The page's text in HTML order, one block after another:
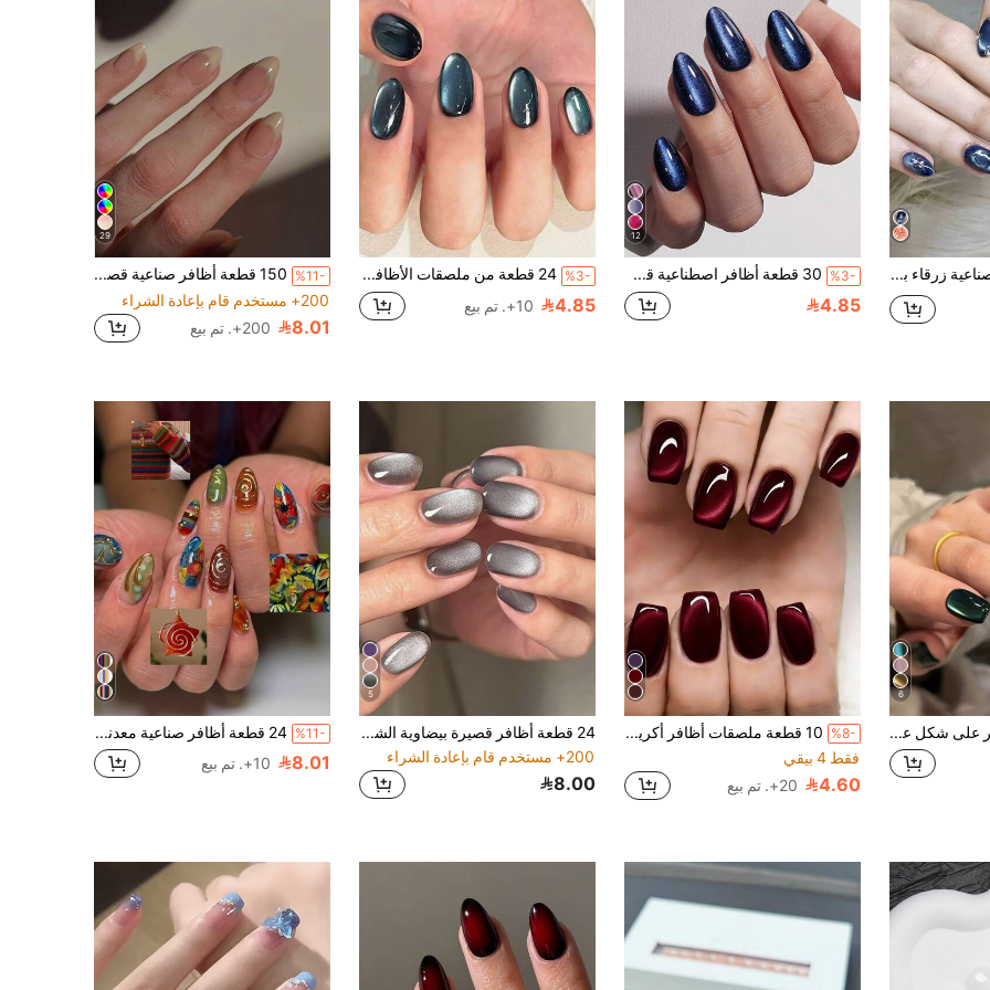
10 قطع أظافر صناعية زرقاء بشكل عين القطة، شكل لوزي متوسط، ديكور فراشة فضية ثلاثية الأبعاد مع لؤلؤ، أظافر زرقاء داكنة لامعة تغطية كاملة قابلة لإعادة الاستخدام مع غراء، جمالية
12
%3- 30 قطعة أظافر اصطناعية قصيرة مربعة/بشكل اللوز بلون زهري لامع بتصميم عين القطة، تصميم عين القطة البراق التدرجي، مناسبة لمناسبات النساء والحياة اليومية والربيع/الصيف، مستلزمات الأظافر
4.85
%3- 24 قطعة من ملصقات الأظافر البيضاوية القصيرة Y2K بحجر كريستالي أزرق بعين القطة، مصنوعة من مادة الأكريليك، مجموعة أظافر أكريليك صناعية مثالية، تتضمن 1 جل جيلي و 1 مبرد أظافر، أظافر
4.85 10+. تم بيع
29
%11-
150 قطعة أظافر صناعية قصيرة بشكل اللوز بتدرج أبيض، تصميم أظافر فرنسي بسيط، مجموعة أظافر صناعية قصيرة بشكل اللوز، أظافر فرنسية بشكل اللوز، أظافر قابلة للضغط
200+ مستخدم قام بإعادة الشراء
8.01 200+. تم بيع
6
30 ملصق أظافر على شكل عين القطة، قابل للإزالة، أنيق وأنيق، بألوان أحمر وبنفسجي ثابتة، مناسب للاستخدام اليومي للنساء، الحفلات، العطلات، يتضمن جيلي جل وملف أظافر ولوازم الأظافر %8-
10 قطعة ملصقات أظافر أكريليك مربعة متوسطة الحجم، بتصميم عين القطة البلورية بطراز بانك جوث بتباين الأسود والأحمر، مجموعة أظافر صناعية مزينة بالبريق الأحمر الكرزي بتصميم عين القطة، مناسبة للنساء والفتيات، تشمل ملصق لاصق وشريط ملف صغير
فقط 4 بيقي
4.60 20+. تم بيع
5
24 قطعة أظافر قصيرة بيضاوية الشكل لون رمادي عين القطة صلبة للضغط على الأظافر، أظافر اكريليك مزيفة، طقم مناكير كامل قابل للإزالة مع تغطية كاملة وثبات طويل الأمد، يشمل 1 ورقة من الألسنة اللاصقة و 1 ملف صغير، مناسب للارتداء اليومي، لوازم الأظافر
200+ مستخدم قام بإعادة الشراء
8.00
%11- 24 قطعة أظافر صناعية معدنية ملونة بنمط تمساح حلزوني بتأثير "التقيؤ" ونسيج ذهبي، أجواء الدوبامين، مزيج زيت الرسم بأسلوب فني، مع غراء جيلو و1 قطعة شريط مبرد
8.01 10+. تم بيع